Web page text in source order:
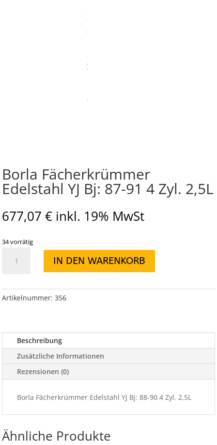
Borla Fächerkrümmer
Edelstahl YJ Bj: 87-91 4 Zyl. 2,5L
677,07 € inkl. 19% MwSt
34 vorrätig
Fächerkrümmer
Bj:
4
Menge
IN DEN WARENKORB
Artikelnummer: 356
Beschreibung
Zusätzliche Informationen
Rezensionen (0)
Borla Fächerkrümmer Edelstahl YJ Bj: 88-90 4 Zyl. 2,5L
Ähnliche Produkte